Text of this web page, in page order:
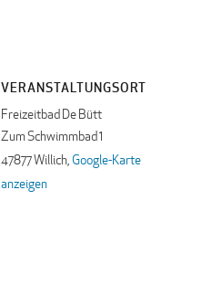
VERANSTALTUNGSORT
Freizeitbad De Bütt
Zum Schwimmbad 1
47877 Willich,Google-Karte
anzeigen